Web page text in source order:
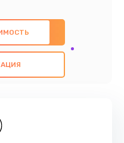
ремонт с
компонентов, а
всех
- предоставить
записаться на